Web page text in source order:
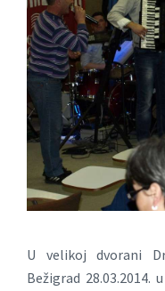
U velikoj dvorani
Bežigrad 28.03.2014.